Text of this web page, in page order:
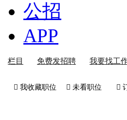
公招
APP
栏目 免费发招聘 我要找工
 我收藏职位  未看职位 